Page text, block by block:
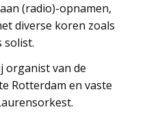
(radio)-opnamen,
diverse koren zoals
solist.
organist van de
Rotterdam en vaste